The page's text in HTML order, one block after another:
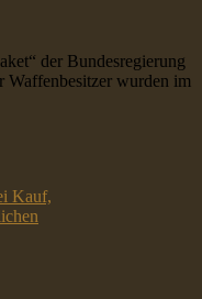
der Bundesregierung
Waffenbesitzer wurden im